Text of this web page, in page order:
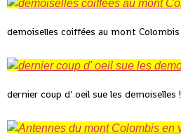
demoiselles coiffées au mont Colombis
dernier coup d' oeil sue les demoiselles !